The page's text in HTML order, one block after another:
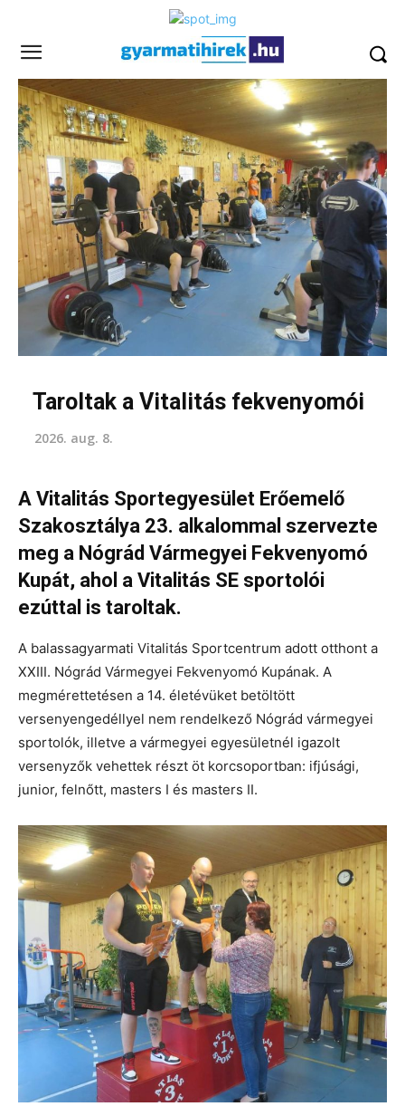
Taroltak a Vitalitás fekvenyomói
2026. aug. 8.
A Vitalitás Sportegyesület Erőemelő
Szakosztálya 23. alkalommal szervezte
meg a Nógrád Vármegyei Fekvenyomó
Kupát, ahol a Vitalitás SE sportolói
ezúttal is taroltak.
A balassagyarmati Vitalitás Sportcentrum adott otthont a
XXIII. Nógrád Vármegyei Fekvenyomó Kupának. A
megmérettetésen a 14. életévüket betöltött
versenyengedéllyel nem rendelkező Nógrád vármegyei
sportolók, illetve a vármegyei egyesületnél igazolt
versenyzők vehettek részt öt korcsoportban: ifjúsági,
junior, felnőtt, masters I és masters II.